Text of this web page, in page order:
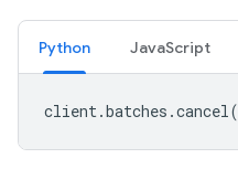
Python JavaScript
client.batches .cancel(